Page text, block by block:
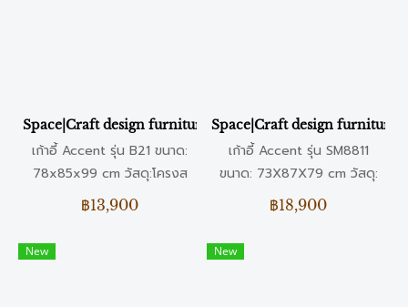
Space|Craft design furniture & living เก้าอี้ Accent รุ่น B21
เก้าอี้ Accent รุ่น B21 ขนาด:
78x85x99 cm วัสดุ:โครงส
แตนเลสแท้ & ผ้ากำมะหยี่ สี:
Green
฿13,900
Space|Craft design furniture
เก้าอี้ Accent รุ่น SM8811
ขนาด: 73X87X79 cm วัสดุ:
ผ้าใยสังเคราะห์ สี: เทา
฿18,900
New New